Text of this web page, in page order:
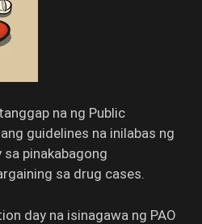
na ng Public
guidelines na inilabas ng
sa pinakabagong
sa drug cases.
day na isinagawa ng PAO